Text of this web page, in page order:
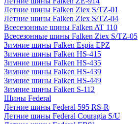
Летние шины Falken Ziex S/TZ-01
Летние шины Falken Ziex S/TZ-04
Всесезонные шины Falken AT 110
Всесезонные шины Falken Ziex S/TZ-05
Зимние шины Falken Espia EPZ
Зимние шины Falken HS-415
Зимние шины Falken HS-435
Зимние шины Falken HS-439
Зимние шины Falken HS-449
Зимние шины Falken S-112
Шины Federal
Летние шины Federal 595 RS-R
Летние шины Federal Couragia S/U